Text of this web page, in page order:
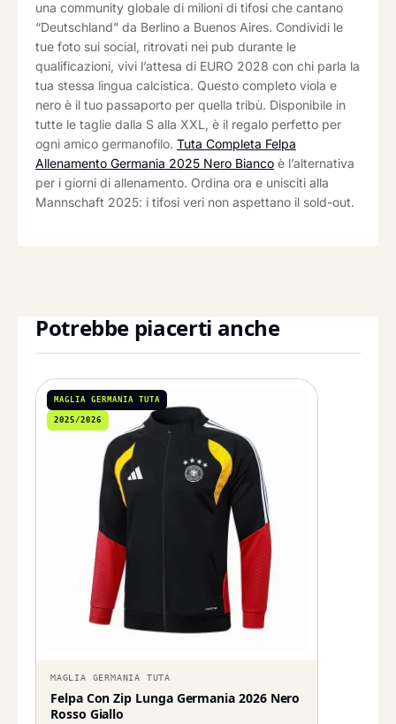
una community globale di milioni di tifosi che cantano
“Deutschland” da Berlino a Buenos Aires. Condividi le
tue foto sui social, ritrovati nei pub durante le
qualificazioni, vivi l’attesa di EURO 2028 con chi parla la
tua stessa lingua calcistica. Questo completo viola e
nero è il tuo passaporto per quella tribù. Disponibile in
tutte le taglie dalla S alla XXL, è il regalo perfetto per
ogni amico germanofilo. Tuta Completa Felpa
Allenamento Germania 2025 Nero Bianco è l’alternativa
per i giorni di allenamento. Ordina ora e unisciti alla
Mannschaft 2025: i tifosi veri non aspettano il sold-out.
Potrebbe piacerti anche
MAGLIA GERMANIA TUTA
2025/2026
MAGLIA GERMANIA TUTA
Felpa Con Zip Lunga Germania 2026 Nero
Rosso Giallo